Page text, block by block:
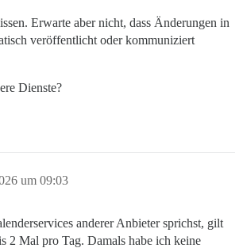
Erwarte aber nicht, dass Änderungen in
veröffentlicht oder kommuniziert
Dienste?
um 09:03
anderer Anbieter sprichst, gilt
2 Mal pro Tag. Damals habe ich keine